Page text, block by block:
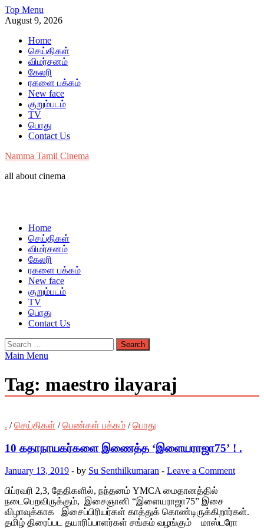
Skip
to
Top Menu
August 9, 2026
Home
செய்திகள்
விமர்சனம்
கேலரி
ரகளை பக்கம்
New face
குறும்படம்
TV
பொது
Contact Us
Namma Tamil Cinema
all about cinema
Home
செய்திகள்
விமர்சனம்
கேலரி
ரகளை பக்கம்
New face
குறும்படம்
TV
பொது
Contact Us
Search
for:
Main Menu
Tag: maestro ilayaraj
. /செய்திகள் /பெண்கள் பக்கம் /பொது
10 கதாநாயகர்களை இணைத்த ‘இளையராஜா75’ ! .
January 13, 2019 - by Su Senthilkumaran - Leave a Comment
பிப்ரவரி 2,3, தேதிகளில், நந்தனம் YMCA மைதானத்தில்
நடைபெறவிருக்கும், இசைஞானி “இளையராஜா75” இசை
விழாவுக்காக இசைப்பிரியர்கள் காத்துக் கொண்டிருக்கிறார்கள்.
தமிழ் திரைப்பட தயாரிப்பாளர்கள் சங்கம் வழங்கும் மாஸ்டரோ